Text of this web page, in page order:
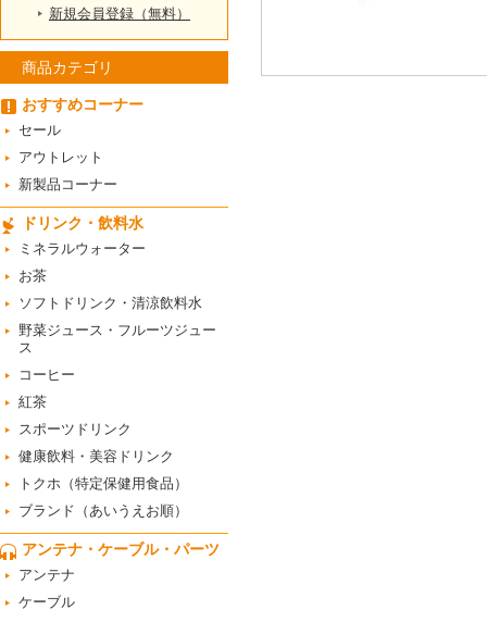
新規会員登録（無料）
商品カテゴリ
おすすめコーナー
セール
アウトレット
新製品コーナー
ドリンク・飲料水
ミネラルウォーター
お茶
ソフトドリンク・清涼飲料水
野菜ジュース・フルーツジュー
ス
コーヒー
紅茶
スポーツドリンク
健康飲料・美容ドリンク
トクホ（特定保健用食品）
ブランド（あいうえお順）
アンテナ・ケーブル・パーツ
アンテナ
ケーブル